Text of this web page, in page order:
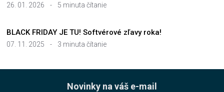
26. 01. 2026 - 5 minuta čítanie
07. 11. 2025 - 3 minuta čítanie
BLACK FRIDAY JE TU! Softvérové zľavy roka!
Novinky na váš e-mail